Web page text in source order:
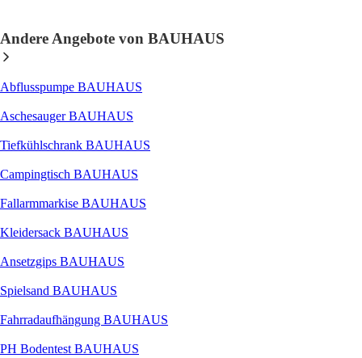
Andere Angebote von BAUHAUS
Abflusspumpe BAUHAUS
Aschesauger BAUHAUS
Tiefkühlschrank BAUHAUS
Campingtisch BAUHAUS
Fallarmmarkise BAUHAUS
Kleidersack BAUHAUS
Ansetzgips BAUHAUS
Spielsand BAUHAUS
Fahrradaufhängung BAUHAUS
PH Bodentest BAUHAUS